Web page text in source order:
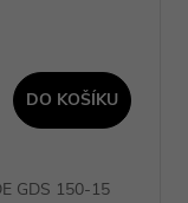
DO KOŠÍKU
GDS 150-15